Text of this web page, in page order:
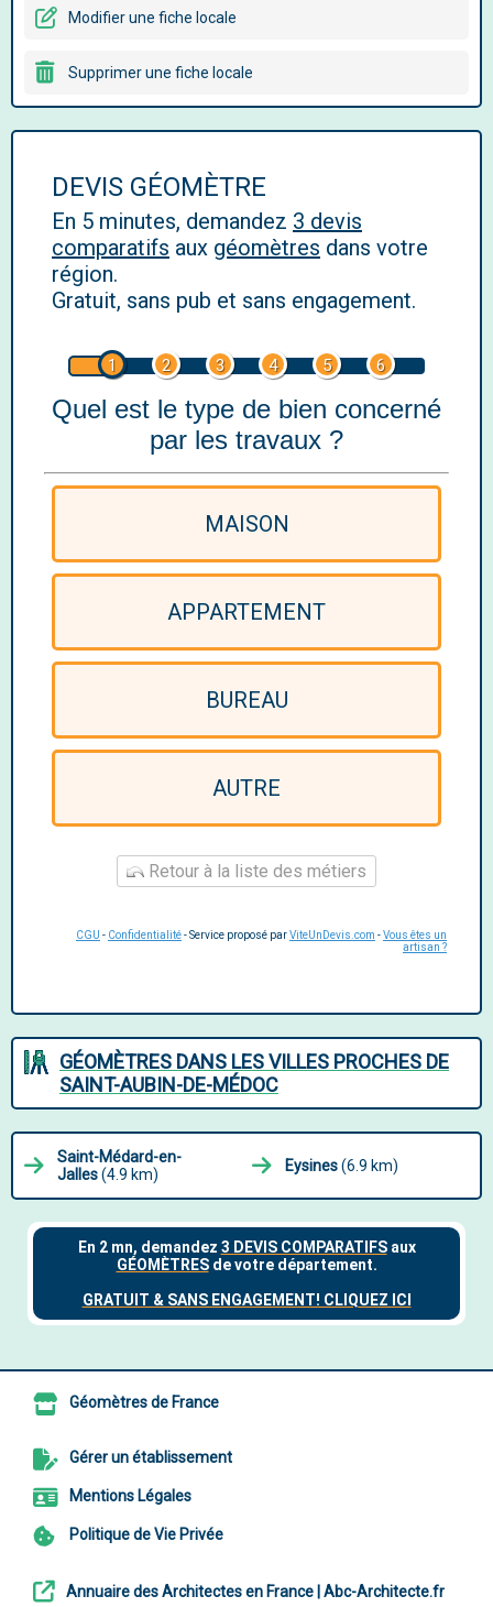
Modifier une fiche locale
Supprimer une fiche locale
DEVIS GÉOMÈTRE
En 5 minutes, demandez 3 devis
comparatifs aux géomètres dans votre
région.
Gratuit, sans pub et sans engagement.
1 2 3 4 5 6
Quel est le type de bien concerné
par les travaux ?
MAISON
APPARTEMENT
BUREAU
AUTRE
Retour à la liste des métiers
CGU - Confidentialité- Service proposé parViteUnDevis.com -Vous êtes un
artisan ?
GÉOMÈTRES DANS LES VILLES PROCHES DE
SAINT-AUBIN-DE-MÉDOC
Saint-Médard-en-
Jalles(4.9 km) Eysines(6.9 km)
Géomètres de France
Gérer un établissement
Mentions Légales
Politique de Vie Privée
Annuaire des Architectes en France | Abc-Architecte.fr